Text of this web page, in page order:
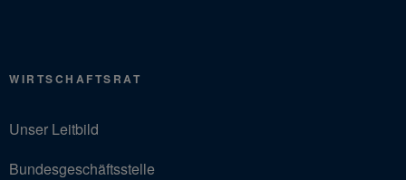
WIRTSCHAFTSRAT
Unser Leitbild
Bundesgeschäftsstelle